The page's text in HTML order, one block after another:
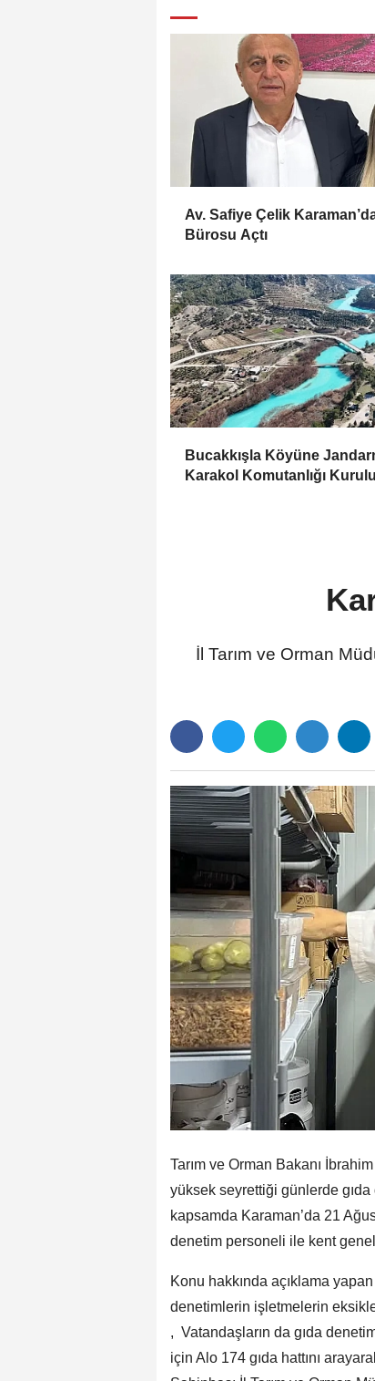
Av. Safiye Çelik
Bürosu Açtı
Bucakkışla Köyüne
Karakol Komutanlığı
İl Tarım ve Orman
Tarım ve Orman Bakanı
yüksek seyrettiği günlerde
kapsamda Karaman’da 21
denetim personeli ile kent
Konu hakkında açıklama
denetimlerin işletmelerin
, Vatandaşların da gıda
için Alo 174 gıda hattını